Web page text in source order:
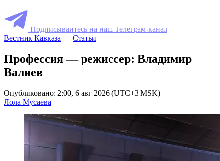
Подписывайтесь на наш Телеграм-канал
Вестник Кавказа — Статьи
Профессия — режиссер: Владимир
Валиев
Опубликовано: 2:00, 6 авг 2026 (UTC+3 MSK)
Лола Мусаева